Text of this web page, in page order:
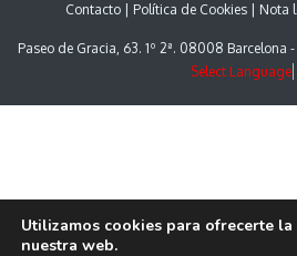
Contacto Política de Cookies Nota
Paseo de Gracia, 63. 1º 2ª. 08008 Barcelona -
Select Language
Utilizamos cookies para ofrecerte
nuestra web.